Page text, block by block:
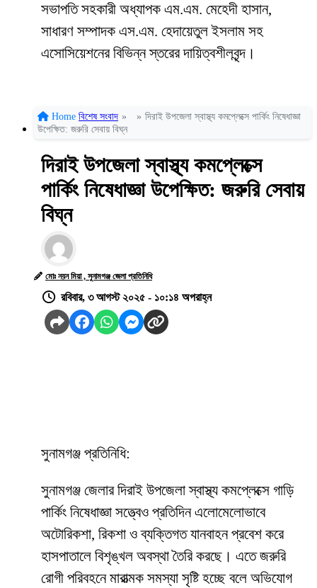
সভাপতি সহকারী অধ্যাপক এম.এম. মেহেদী হাসান,
সাধারণ সম্পাদক এস.এম. হেদায়েতুল ইসলাম সহ
এসোসিয়েশনের বিভিন্ন স্তরের দায়িত্বশীলবৃন্দ।
Home বিশেষ সংবাদ » » দিরাই উপজেলা স্বাস্থ্য কমপ্লেক্সে পার্কিং নিষেধাজ্ঞা
উপেক্ষিত: জরুরি সেবায় বিঘ্ন
দিরাই উপজেলা স্বাস্থ্য কমপ্লেক্সে
পার্কিং নিষেধাজ্ঞা উপেক্ষিত: জরুরি সেবায়
বিঘ্ন
মোঃ নয়ন মিয়া , সুনামগঞ্জ জেলা প্রতিনিধি
রবিবার, ৩ আগস্ট ২০২৫ - ১০:১৪ অপরাহ্ন
সুনামগঞ্জ প্রতিনিধি:
সুনামগঞ্জ জেলার দিরাই উপজেলা স্বাস্থ্য কমপ্লেক্সে গাড়ি
পার্কিং নিষেধাজ্ঞা সত্ত্বেও প্রতিদিন এলোমেলোভাবে
অটোরিকশা, রিকশা ও ব্যক্তিগত যানবাহন প্রবেশ করে
হাসপাতালে বিশৃঙ্খল অবস্থা তৈরি করছে। এতে জরুরি
রোগী পরিবহনে মারাত্মক সমস্যা সৃষ্টি হচ্ছে বলে অভিযোগ